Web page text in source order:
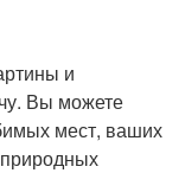
и
Вы можете
мест, ваших